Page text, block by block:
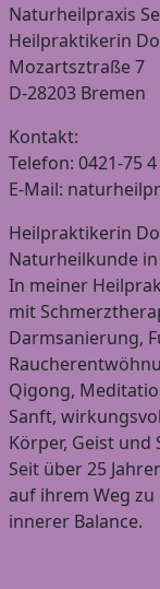
Naturheilpraxis
Heilpraktikerin
Mozartsztraße 7
D-28203 Bremen
Kontakt:
Telefon: 0421-75
E-Mail:
Heilpraktikerin
Naturheilkunde
In meiner
mit
Darmsanierung,
Qigong,
Sanft,
Körper, Geist und
Seit über 25
auf ihrem Weg
innerer Balance.